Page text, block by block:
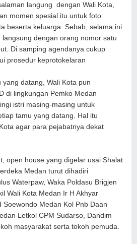
langung dengan Wali Kota,
momen spesial itu untuk foto
beserta keluarga. Sebab, selama ini
dengan orang nomor satu
Di samping agendanya cukup
prosedur keprotokelaran
datang, Wali Kota pun
di lingkungan Pemko Medan
istri masing-masing untuk
tamu yang datang. Hal itu
agar para pejabatnya dekat
open house yang digelar usai Shalat
Medan turut dihadiri
Waterpaw, Waka Poldasu Brigjen
Wali Kota Medan Ir H Akhyar
Soewondo Medan Kol Pnb Daan
Letkol CPM Sudarso, Dandim
masyarakat serta tokoh pemuda.